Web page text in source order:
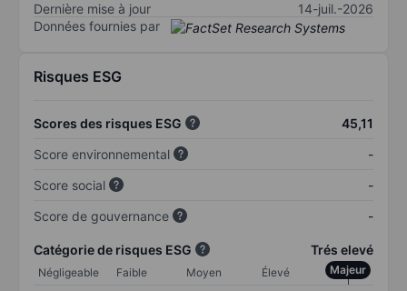
Dernière mise à jour
14-juil.-2026
Données fournies par
Risques ESG
Scores des risques ESG
45,11
Score environnemental
-
Score social
-
Score de gouvernance
-
Catégorie de risques ESG Trés elevé
Négligeable Faible Moyen Élevé Majeur